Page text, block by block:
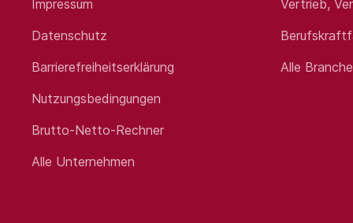
Freundlicher Empfang und
Vor- und Nachbereitung von
Unterstützung bei
Organisation des Post- und
Impressum
Datenschutz
Barrierefreiheitserklärung
Nutzungsbedingungen
Brutto-Netto-Rechner
Alle Unternehmen
Vertrieb,
Alle